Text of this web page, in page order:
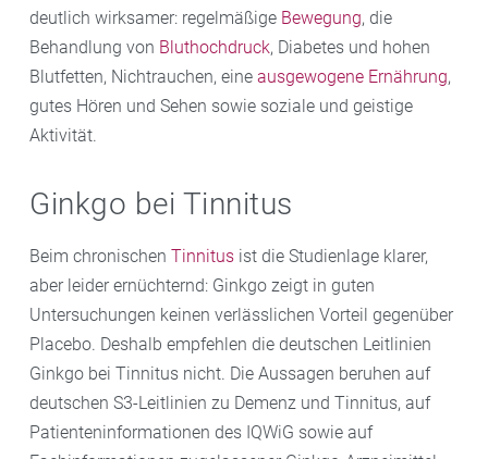
deutlich wirksamer: regelmäßige Bewegung, die
Behandlung von Bluthochdruck, Diabetes und hohen
Blutfetten, Nichtrauchen, eine ausgewogene Ernährung,
gutes Hören und Sehen sowie soziale und geistige
Aktivität.
Ginkgo bei Tinnitus
Beim chronischen Tinnitus ist die Studienlage klarer,
aber leider ernüchternd: Ginkgo zeigt in guten
Untersuchungen keinen verlässlichen Vorteil gegenüber
Placebo. Deshalb empfehlen die deutschen Leitlinien
Ginkgo bei Tinnitus nicht. Die Aussagen beruhen auf
deutschen S3-Leitlinien zu Demenz und Tinnitus, auf
Patienteninformationen des IQWiG sowie auf